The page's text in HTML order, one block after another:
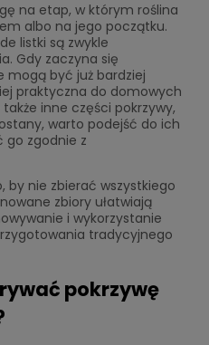
na etap, w którym roślina
albo na jego początku.
listki są zwykle
Gdy zaczyna się
mogą być już bardziej
praktyczna do domowych
inne części pokrzywy,
warto podejść do ich
go zgodnie z
by nie zbierać wszystkiego
zbiory ułatwiają
i wykorzystanie
tradycyjnego
pokrzywę